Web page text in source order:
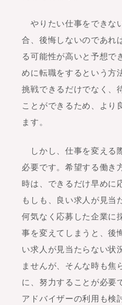
やりたい仕事をできな
合、後悔しないのであれ
る可能性が高いと予想で
めに転職をするという方
挑戦できるだけでなく、
ことができるため、より
ます。
しかし、仕事を変える
必要です。希望する働き
時は、できるだけ早めに
もしも、良い求人が見当
何気なく応募した企業に
事を変えてしまうと、後
い求人が見当たらない状
ませんが、そんな時も焦
に、努力することが必要
アドバイザーの利用も検